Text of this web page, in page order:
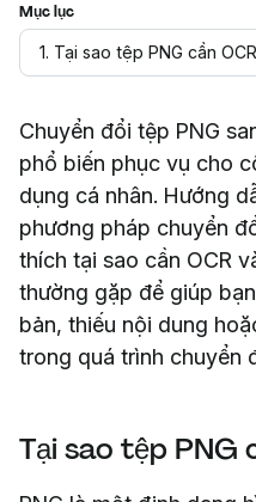
Mục lục
Chuyển đổi tệp PNG
phổ biến phục vụ cho
dụng cá nhân. Hướng
phương pháp chuyển
thích tại sao cần OCR
thường gặp để giúp
bản, thiếu nội dung
trong quá trình chuyển
Tại sao tệp PNG